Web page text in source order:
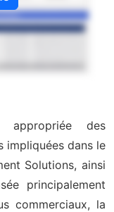
appropriée des
impliquées dans le
Solutions, ainsi
principalement
commerciaux, la